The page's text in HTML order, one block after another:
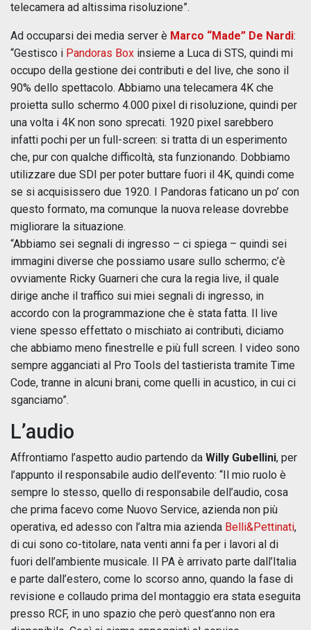
telecamera ad altissima risoluzione”.
Ad occuparsi dei media server è Marco “Made” De Nardi:
“Gestisco i Pandoras Box insieme a Luca di STS, quindi mi
occupo della gestione dei contributi e del live, che sono il
90% dello spettacolo. Abbiamo una telecamera 4K che
proietta sullo schermo 4.000 pixel di risoluzione, quindi per
una volta i 4K non sono sprecati. 1920 pixel sarebbero
infatti pochi per un full-screen: si tratta di un esperimento
che, pur con qualche difficoltà, sta funzionando. Dobbiamo
utilizzare due SDI per poter buttare fuori il 4K, quindi come
se si acquisissero due 1920. I Pandoras faticano un po’ con
questo formato, ma comunque la nuova release dovrebbe
migliorare la situazione.
“Abbiamo sei segnali di ingresso – ci spiega – quindi sei
immagini diverse che possiamo usare sullo schermo; c’è
ovviamente Ricky Guarneri che cura la regia live, il quale
dirige anche il traffico sui miei segnali di ingresso, in
accordo con la programmazione che è stata fatta. Il live
viene spesso effettato o mischiato ai contributi, diciamo
che abbiamo meno finestrelle e più full screen. I video sono
sempre agganciati al Pro Tools del tastierista tramite Time
Code, tranne in alcuni brani, come quelli in acustico, in cui ci
sganciamo”.
L’audio
Affrontiamo l’aspetto audio partendo da Willy Gubellini, per
l’appunto il responsabile audio dell’evento: “Il mio ruolo è
sempre lo stesso, quello di responsabile dell’audio, cosa
che prima facevo come Nuovo Service, azienda non più
operativa, ed adesso con l’altra mia azienda Belli&Pettinati,
di cui sono co-titolare, nata venti anni fa per i lavori al di
fuori dell’ambiente musicale. Il PA è arrivato parte dall’Italia
e parte dall’estero, come lo scorso anno, quando la fase di
revisione e collaudo prima del montaggio era stata eseguita
presso RCF, in uno spazio che però quest’anno non era